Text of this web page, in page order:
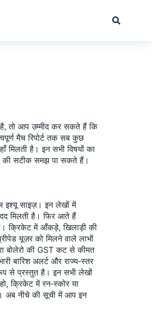
, तो आप उम्मीद कर सकते हैं कि
मैच रिपोर्टतक सब कुछ
मिलती है। इन सभी विषयों का
की सटीक समझ पा सकते हैं।
इश्यू साइज़। इन लेखों में
मिलती है। फिर आते हैं
है। क्रिकेट में आँकड़े, खिलाड़ी की
यूज़र को मिलने वाले लाभों
बोलेरो की GST कट से कीमत
बारिश अलर्ट और राज्य‑स्तर
रूप से प्रस्तुत है। इन सभी लेखों
क्रिकेट में रन‑स्कोर या
अब नीचे की सूची में आप इन